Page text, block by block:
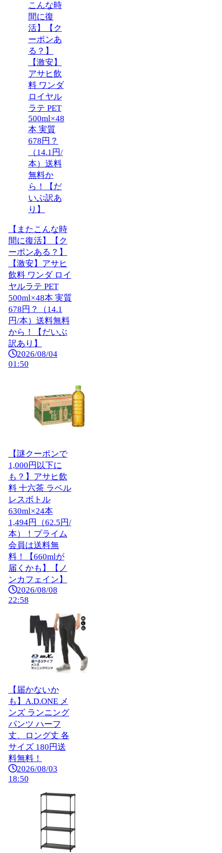
【またこんな時
間に復活】【ク
ーポンある？】
【激安】アサヒ
飲料 ワンダ ロイ
ヤルラテ PET
500ml×48本 実質
678円？（14.1
円/本）送料無料
から！【だいぶ
訳あり】
2026/08/04
01:50
【謎クーポンで
1,000円以下に
も？】アサヒ飲
料 十六茶 ラベル
レスボトル
630ml×24本
1,494円（62.5円/
本）！プライム
会員は送料無
料！【660mlが
届くかも】【ノ
ンカフェイン】
2026/08/08
22:58
【届かないか
も】A.D.ONE メ
ンズ ランニング
パンツ ハーフ
丈、ロング丈 各
サイズ 180円送
料無料！
2026/08/03
18:50